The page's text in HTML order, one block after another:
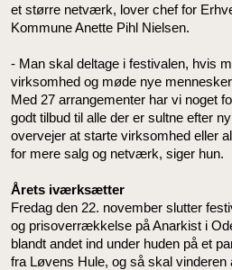
et større netværk, lover chef for
Kommune Anette Pihl Nielsen.
- Man skal deltage i festivalen, hvis
virksomhed og møde nye
Med 27 arrangementer har vi noget
godt tilbud til alle der er sultne efter
overvejer at starte virksomhed eller
for mere salg og netværk, siger hun.
Årets iværksætter
Fredag den 22. november slutter
og prisoverrækkelse på Anarkist i
blandt andet ind under huden på et
fra Løvens Hule, og så skal